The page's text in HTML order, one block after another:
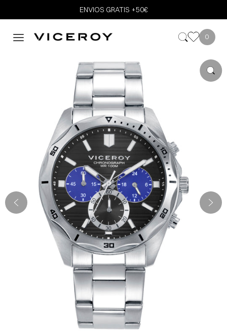
ENVIOS GRATIS +50€
0